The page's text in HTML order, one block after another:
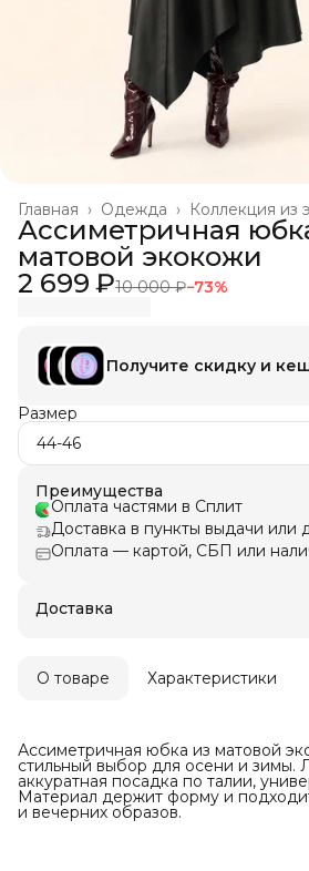
Коллекция из
Одежда ›
Главная ›
Ассиметричная
матовой экокожи
2 699 ₽10 000 ₽−73%
Получите скидку и
Размер
44-46
Преимущества
Оплата частями в Сплит
Доставка в пункты выдачи или
Оплата — картой, СБП или
Доставка
О товаре Характеристики
Ассиметричная юбка из матовой
стильный выбор для осени и зимы.
аккуратная посадка по талии,
Материал держит форму и
и вечерних образов.